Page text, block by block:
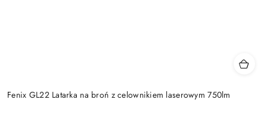
Fenix GL22 Latarka na broń z celownikiem laserowym 750lm